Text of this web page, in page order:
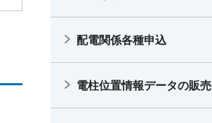
配電関係各種申込
電柱位置情報データの販売